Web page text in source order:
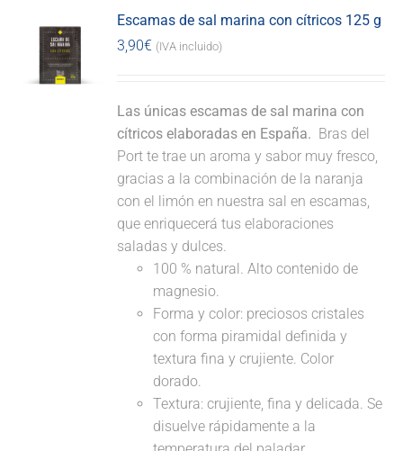
Escamas de sal marina con cítricos 125 g
3,90€ (IVA incluido)
Las únicas escamas de sal marina con
cítricos elaboradas en España. Bras del
Port te trae un aroma y sabor muy fresco,
gracias a la combinación de la naranja
con el limón en nuestra sal en escamas,
que enriquecerá tus elaboraciones
saladas y dulces.
100 % natural. Alto contenido de
magnesio.
Forma y color: preciosos cristales
con forma piramidal definida y
textura fina y crujiente. Color
dorado.
Textura: crujiente, fina y delicada. Se
disuelve rápidamente a la